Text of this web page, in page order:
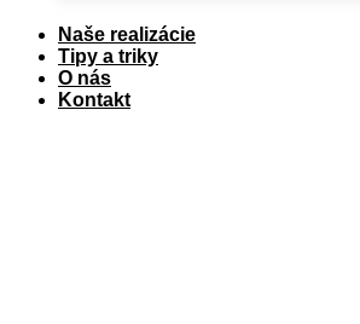
Naše realizácie
Tipy a triky
O nás
Kontakt